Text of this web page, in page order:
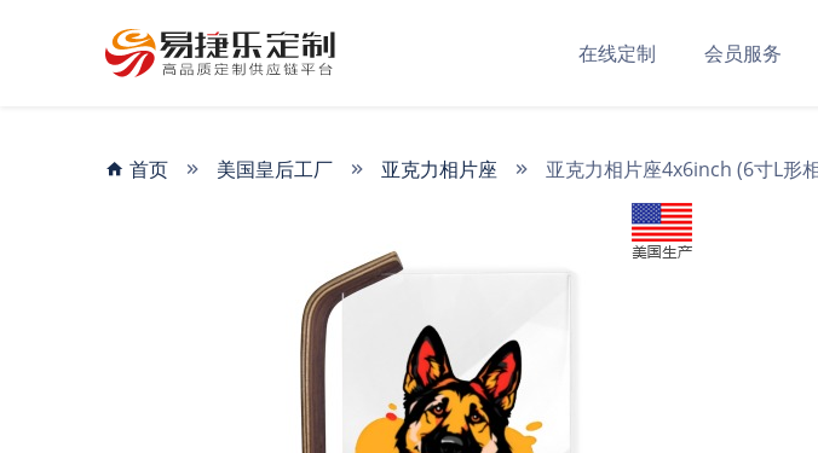
在线定制 会员服务
首页 美国皇后工厂 亚克力相片座 亚克力相片座4x6inch (6寸L形